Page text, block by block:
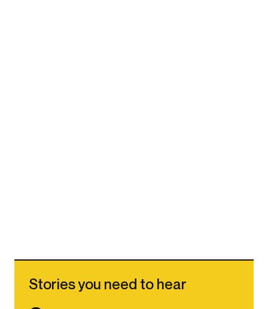
Stories you need to hear